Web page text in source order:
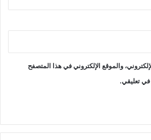
والموقع الإلكتروني في هذا المتصفح
في تعليقي.